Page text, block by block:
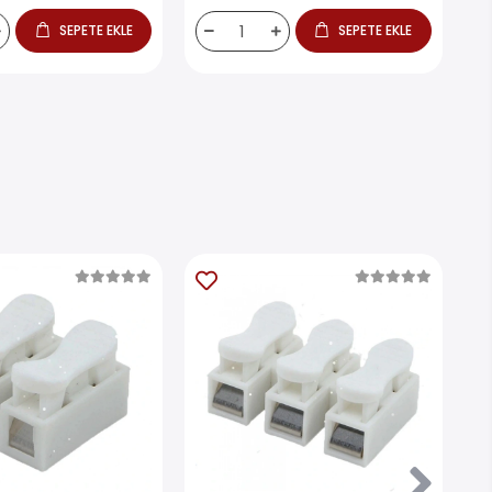
SEPETE EKLE SEPETE EKLE